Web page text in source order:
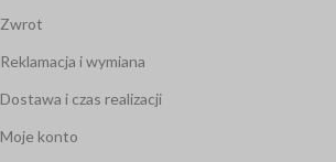
Zwrot
Reklamacja i wymiana
Dostawa i czas realizacji
Moje konto